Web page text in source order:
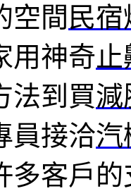
空間 民
用神奇
法到買減
員接洽汽
多客戶的